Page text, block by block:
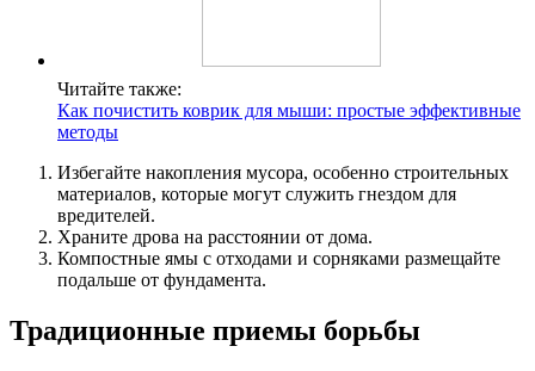
Читайте также:
Как почистить коврик для мыши: простые эффективные
методы
Избегайте накопления мусора, особенно строительных
материалов, которые могут служить гнездом для
вредителей.
Храните дрова на расстоянии от дома.
Компостные ямы с отходами и сорняками размещайте
подальше от фундамента.
Традиционные приемы борьбы